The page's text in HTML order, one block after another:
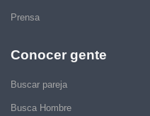
Prensa
Conocer gente
Buscar pareja
Busca Hombre